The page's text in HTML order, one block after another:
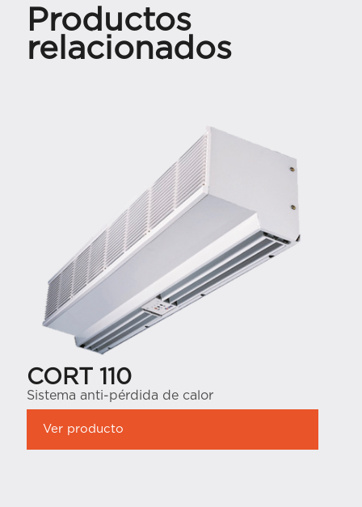
Productos
relacionados
CORT 110
Sistema anti-pérdida de calor
Ver producto